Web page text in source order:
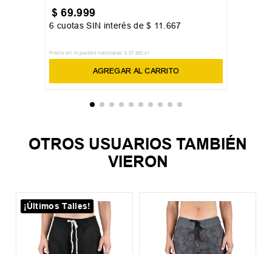
$ 69.999
6 cuotas SIN interés de$ 11 667
Precio sin impuestos nacionales: $ 57 850 41
AGREGAR AL CARRITO
OTROS USUARIOS TAMBIÉN
VIERON
¡Últimos Talles!